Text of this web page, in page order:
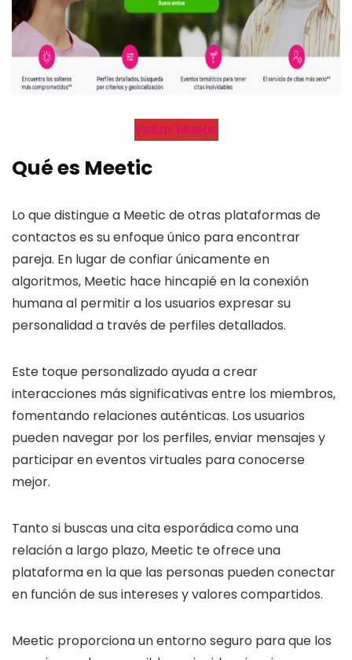
Visitar Meetic
Qué es Meetic
Lo que distingue a Meetic de otras plataformas de
contactos es su enfoque único para encontrar
pareja. En lugar de confiar únicamente en
algoritmos, Meetic hace hincapié en la conexión
humana al permitir a los usuarios expresar su
personalidad a través de perfiles detallados.
Este toque personalizado ayuda a crear
interacciones más significativas entre los miembros,
fomentando relaciones auténticas. Los usuarios
pueden navegar por los perfiles, enviar mensajes y
participar en eventos virtuales para conocerse
mejor.
Tanto si buscas una cita esporádica como una
relación a largo plazo, Meetic te ofrece una
plataforma en la que las personas pueden conectar
en función de sus intereses y valores compartidos.
Meetic proporciona un entorno seguro para que los